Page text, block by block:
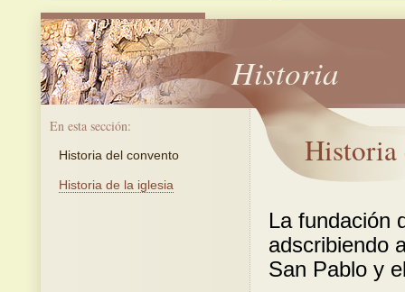
Historia
En esta sección:
Historia del convento
Historia de la iglesia
Historia
La fundación
adscribiendo
San Pablo y